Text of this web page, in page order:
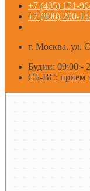
+7 (495) 151-
+7 (800) 200-
г. Москва. ул.
Будни: 09:00 -
СБ-ВС: прием